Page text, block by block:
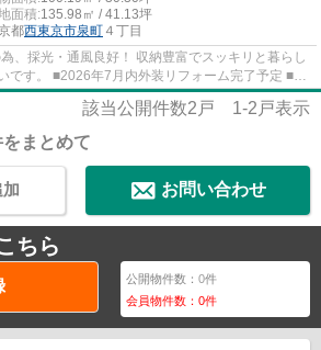
面積:135.98㎡ / 41.13坪
都西東京市泉町 ４丁目
、採光・通風良好！ 収納豊富でスッキリと暮らし
ーム完了予定 ■2
■幅広い世代に人気の...
該当公開件数2 戸 1-2 戸表示
まとめて
お問い合わせ
ちら
公開物件数：0件
会員物件数：0件